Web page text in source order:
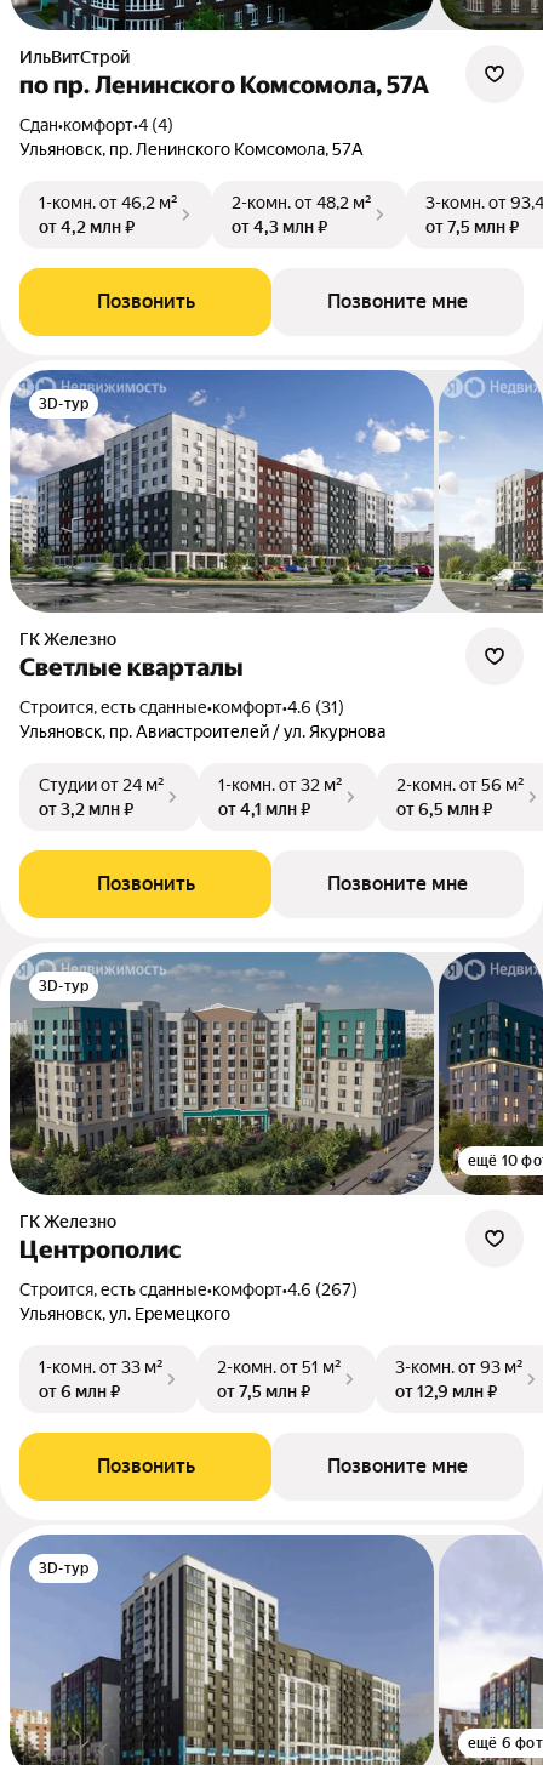
ИльВитСтрой
по пр. Ленинского Комсомола, 57А
Сдан•комфорт•4 (4)
Ульяновск, пр. Ленинского Комсомола, 57А
1-комн.от 46,2 м²
от 4,2 млн ₽
2-комн.от 48,2 м²
от 4,3 млн ₽
3-комн.от
от 7,5 млн ₽
Позвонить Позвоните мне
3D-тур
ГК Железно
Светлые кварталы
Строится, есть сданные•комфорт•4.6 (31)
Ульяновск, пр. Авиастроителей / ул. Якурнова
Студииот 24 м²
от 3,2 млн ₽
1-комн.от 32 м²
от 4,1 млн ₽
2-комн.от 56 м²
от 6,5 млн ₽
Позвонить Позвоните мне
3D-тур
ещё 10
ГК Железно
Центрополис
Строится, есть сданные•комфорт•4.6 (267)
Ульяновск, ул. Еремецкого
1-комн.от 33 м²
от 6 млн ₽
2-комн.от 51 м²
от 7,5 млн ₽
3-комн.от 93 м²
от 12,9 млн ₽
Позвонить Позвоните мне
3D-тур
ещё 6